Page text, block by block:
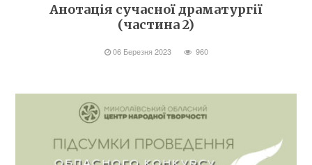
Анотація сучасної драматургії
(частина 2)
06 Березня 2023 960